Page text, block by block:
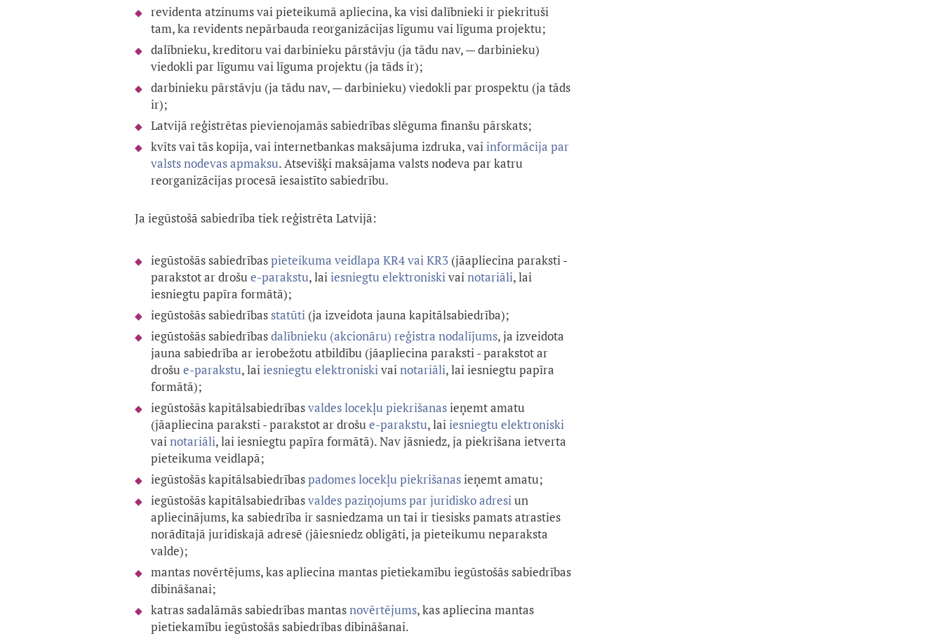
revidenta atzinums vai pieteikumā apliecina, ka visi dalībnieki ir piekrituši
tam, ka revidents nepārbauda reorganizācijas līgumu vai līguma projektu;
dalībnieku, kreditoru vai darbinieku pārstāvju (ja tādu nav, — darbinieku)
viedokli par līgumu vai līguma projektu (ja tāds ir);
darbinieku pārstāvju (ja tādu nav, — darbinieku) viedokli par prospektu (ja tāds
ir);
Latvijā reģistrētas pievienojamās sabiedrības slēguma finanšu pārskats;
kvīts vai tās kopija, vai internetbankas maksājuma izdruka, vaiinformācija par
valsts nodevas apmaksu. Atsevišķi maksājama valsts nodeva par katru
reorganizācijas procesā iesaistīto sabiedrību.
Ja iegūstošā sabiedrība tiek reģistrēta Latvijā:
iegūstošās sabiedrībaspieteikuma veidlapa KR4 vai KR3 (jāapliecina paraksti -
parakstot ar drošue-parakstu, laiiesniegtu elektroniskivainotariāli, lai
iesniegtu papīra formātā);
iegūstošās sabiedrības statūti (ja izveidota jauna kapitālsabiedrība);
iegūstošās sabiedrībasdalībnieku (akcionāru) reģistra nodalījums, ja izveidota
jauna sabiedrība ar ierobežotu atbildību (jāapliecina paraksti - parakstot ar
drošue-parakstu, laiiesniegtu elektroniskivainotariāli, lai iesniegtu papīra
formātā);
iegūstošās kapitālsabiedrībasvaldes locekļu piekrišanasieņemt amatu
(jāapliecina paraksti - parakstot ar drošue-parakstu, laiiesniegtu elektroniski
vainotariāli, lai iesniegtu papīra formātā). Nav jāsniedz, ja piekrišana ietverta
pieteikuma veidlapā;
iegūstošās kapitālsabiedrībaspadomes locekļu piekrišanasieņemt amatu;
iegūstošās kapitālsabiedrībasvaldes paziņojums par juridisko adresiun
apliecinājums, ka sabiedrība ir sasniedzama un tai ir tiesisks pamats atrasties
norādītajā juridiskajā adresē (jāiesniedz obligāti, ja pieteikumu neparaksta
valde);
mantas novērtējums, kas apliecina mantas pietiekamību iegūstošās sabiedrības
dibināšanai;
katras sadalāmās sabiedrības mantasnovērtējums, kas apliecina mantas
pietiekamību iegūstošās sabiedrības dibināšanai.